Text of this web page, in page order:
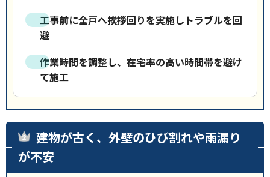
工事前に全戸へ挨拶回りを実施しトラブルを回
避
作業時間を調整し、在宅率の高い時間帯を避け
て施工
建物が古く、外壁のひび割れや雨漏り
が不安